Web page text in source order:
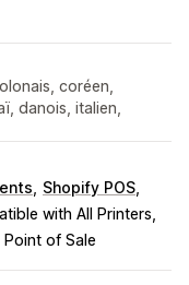
coréen,
danois, italien,
Shopify POS
with All Printers
Point of Sale